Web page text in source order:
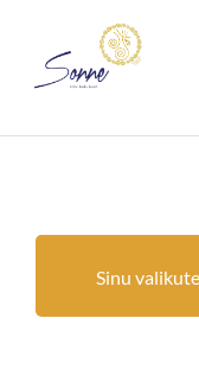
Sinu